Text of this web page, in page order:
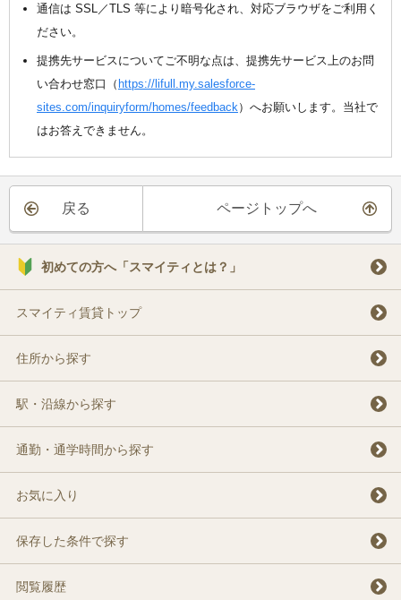
通信は SSL／TLS 等により暗号化され、対応ブラウザをご利用く
ださい。
提携先サービスについてご不明な点は、提携先サービス上のお問
い合わせ窓口（ https://lifull.my.salesforce-
sites.com/inquiryform/homes/feedback ）へお願いします。当社で
はお答えできません。
戻る ページトップへ
初めての方へ「スマイティとは？」
スマイティ賃貸トップ
住所から探す
駅・沿線から探す
通勤・通学時間から探す
お気に入り
保存した条件で探す
閲覧履歴